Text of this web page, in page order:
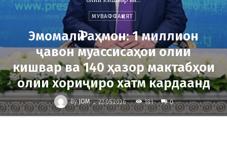
МУВАФФАҚИЯТ
Эмомалӣ Раҳмон: 1 миллион
ҷавон муассисаҳои олии
кишвар ва 140 ҳазор мактабҳои
олии хориҷиро хатм кардаанд
By JOM - 22.05.2026 181 0